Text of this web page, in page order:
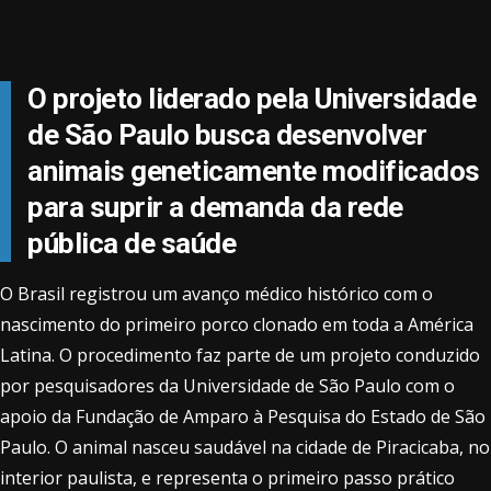
O projeto liderado pela Universidade
de São Paulo busca desenvolver
animais geneticamente modificados
para suprir a demanda da rede
pública de saúde
O Brasil registrou um avanço médico histórico com o
nascimento do primeiro porco clonado em toda a América
Latina. O procedimento faz parte de um projeto conduzido
por pesquisadores da Universidade de São Paulo com o
apoio da Fundação de Amparo à Pesquisa do Estado de São
Paulo. O animal nasceu saudável na cidade de Piracicaba, no
interior paulista, e representa o primeiro passo prático